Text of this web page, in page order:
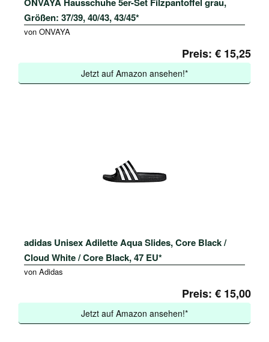
Größen: 37/39, 40/43, 43/45*
von ONVAYA
Preis: € 15,25
Jetzt auf Amazon ansehen!*
adidas Unisex Adilette Aqua Slides, Core Black /
Cloud White / Core Black, 47 EU*
von Adidas
Preis: € 15,00
Jetzt auf Amazon ansehen!*